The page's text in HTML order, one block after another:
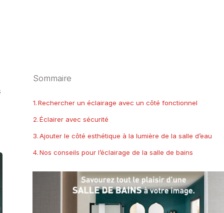
Sommaire
Rechercher un éclairage avec un côté fonctionnel
Éclairer avec sécurité
Ajouter le côté esthétique à la lumière de la salle d’eau
Nos conseils pour l’éclairage de la salle de bains